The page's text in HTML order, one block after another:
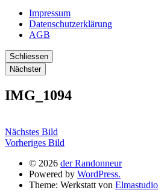
Impressum
Datenschutzerklärung
AGB
Schliessen
Nächster
IMG_1094
Nächstes Bild
Vorheriges Bild
© 2026 der Randonneur
Powered by WordPress.
Theme: Werkstatt von Elmastudio